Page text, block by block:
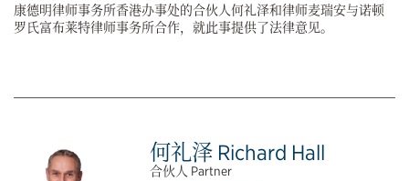
康德明律师事务所香港办事处的合伙人何礼泽和律师麦瑞安与诺顿
罗氏富布莱特律师事务所合作，就此事提供了法律意见。
何礼泽 Richard Hall
合伙人 Partner